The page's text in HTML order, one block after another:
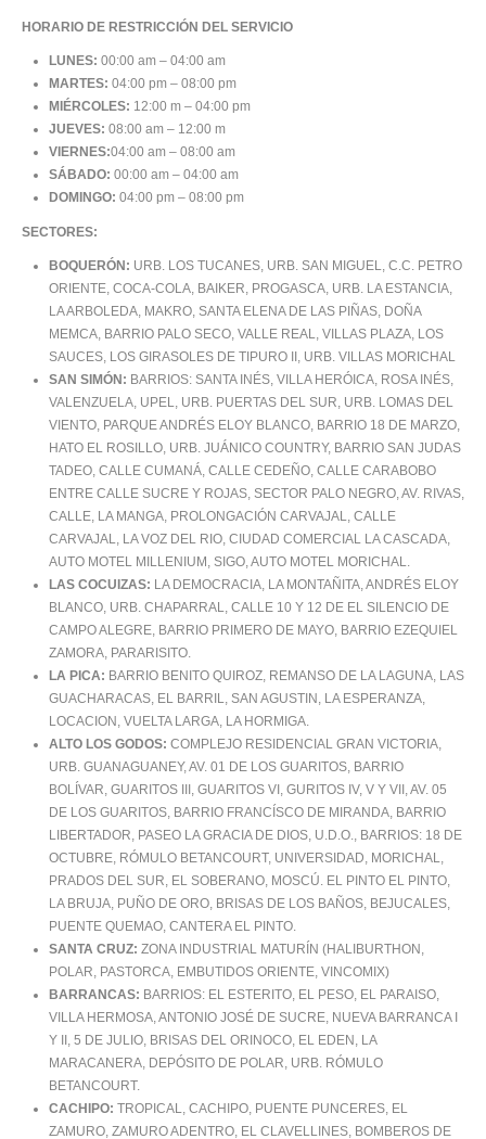
HORARIO DE RESTRICCIÓN DEL SERVICIO
LUNES: 00:00 am – 04:00 am
MARTES: 04:00 pm – 08:00 pm
MIÉRCOLES: 12:00 m – 04:00 pm
JUEVES: 08:00 am – 12:00 m
VIERNES:04:00 am – 08:00 am
SÁBADO: 00:00 am – 04:00 am
DOMINGO: 04:00 pm – 08:00 pm
SECTORES:
BOQUERÓN: URB. LOS TUCANES, URB. SAN MIGUEL, C.C. PETRO
ORIENTE, COCA-COLA, BAIKER, PROGASCA, URB. LA ESTANCIA,
LA ARBOLEDA, MAKRO, SANTA ELENA DE LAS PIÑAS, DOÑA
MEMCA, BARRIO PALO SECO, VALLE REAL, VILLAS PLAZA, LOS
SAUCES, LOS GIRASOLES DE TIPURO II, URB. VILLAS MORICHAL
SAN SIMÓN: BARRIOS: SANTA INÉS, VILLA HERÓICA, ROSA INÉS,
VALENZUELA, UPEL, URB. PUERTAS DEL SUR, URB. LOMAS DEL
VIENTO, PARQUE ANDRÉS ELOY BLANCO, BARRIO 18 DE MARZO,
HATO EL ROSILLO, URB. JUÁNICO COUNTRY, BARRIO SAN JUDAS
TADEO, CALLE CUMANÁ, CALLE CEDEÑO, CALLE CARABOBO
ENTRE CALLE SUCRE Y ROJAS, SECTOR PALO NEGRO, AV. RIVAS,
CALLE, LA MANGA, PROLONGACIÓN CARVAJAL, CALLE
CARVAJAL, LA VOZ DEL RIO, CIUDAD COMERCIAL LA CASCADA,
AUTO MOTEL MILLENIUM, SIGO, AUTO MOTEL MORICHAL.
LAS COCUIZAS: LA DEMOCRACIA, LA MONTAÑITA, ANDRÉS ELOY
BLANCO, URB. CHAPARRAL, CALLE 10 Y 12 DE EL SILENCIO DE
CAMPO ALEGRE, BARRIO PRIMERO DE MAYO, BARRIO EZEQUIEL
ZAMORA, PARARISITO.
LA PICA: BARRIO BENITO QUIROZ, REMANSO DE LA LAGUNA, LAS
GUACHARACAS, EL BARRIL, SAN AGUSTIN, LA ESPERANZA,
LOCACION, VUELTA LARGA, LA HORMIGA.
ALTO LOS GODOS: COMPLEJO RESIDENCIAL GRAN VICTORIA,
URB. GUANAGUANEY, AV. 01 DE LOS GUARITOS, BARRIO
BOLÍVAR, GUARITOS III, GUARITOS VI, GURITOS IV, V Y VII, AV. 05
DE LOS GUARITOS, BARRIO FRANCÍSCO DE MIRANDA, BARRIO
LIBERTADOR, PASEO LA GRACIA DE DIOS, U.D.O., BARRIOS: 18 DE
OCTUBRE, RÓMULO BETANCOURT, UNIVERSIDAD, MORICHAL,
PRADOS DEL SUR, EL SOBERANO, MOSCÚ. EL PINTO EL PINTO,
LA BRUJA, PUÑO DE ORO, BRISAS DE LOS BAÑOS, BEJUCALES,
PUENTE QUEMAO, CANTERA EL PINTO.
SANTA CRUZ: ZONA INDUSTRIAL MATURÍN (HALIBURTHON,
POLAR, PASTORCA, EMBUTIDOS ORIENTE, VINCOMIX)
BARRANCAS: BARRIOS: EL ESTERITO, EL PESO, EL PARAISO,
VILLA HERMOSA, ANTONIO JOSÉ DE SUCRE, NUEVA BARRANCA I
Y II, 5 DE JULIO, BRISAS DEL ORINOCO, EL EDEN, LA
MARACANERA, DEPÓSITO DE POLAR, URB. RÓMULO
BETANCOURT.
CACHIPO: TROPICAL, CACHIPO, PUENTE PUNCERES, EL
ZAMURO, ZAMURO ADENTRO, EL CLAVELLINES, BOMBEROS DE